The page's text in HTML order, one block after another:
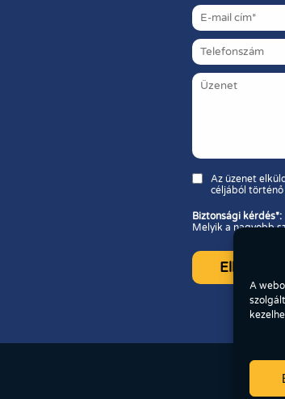
A
Az üzenet
céljából történő
Biztonsági kérdés*:
Melyik a nagyobb